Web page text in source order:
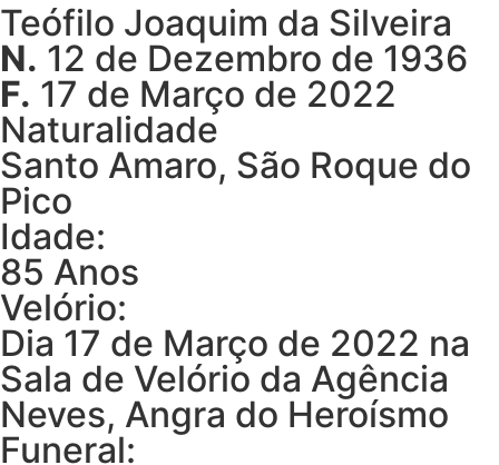
Teófilo Joaquim da Silveira
N. 12 de Dezembro de 1936
F. 17 de Março de 2022
Naturalidade
Santo Amaro, São Roque do
Pico
Idade:
85 Anos
Velório:
Dia 17 de Março de 2022 na
Sala de Velório da Agência
Neves, Angra do Heroísmo
Funeral: